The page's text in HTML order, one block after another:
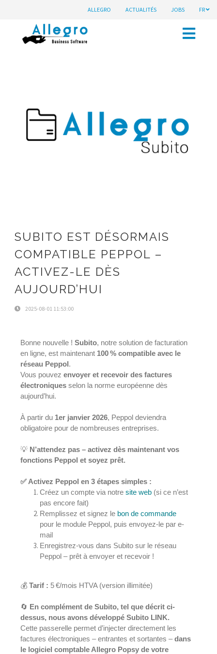
ALLEGRO ACTUALITÉS JOBS FR
SUBITO EST DÉSORMAIS
COMPATIBLE PEPPOL –
ACTIVEZ-LE DÈS
AUJOURD’HUI
2025-08-01 11:53:00
Bonne nouvelle ! Subito, notre solution de facturation
en ligne, est maintenant 100 % compatible avec le
réseau Peppol.
Vous pouvez envoyer et recevoir des factures
électroniques selon la norme européenne dès
aujourd’hui.
À partir du 1er janvier 2026, Peppol deviendra
obligatoire pour de nombreuses entreprises.
💡 N’attendez pas – activez dès maintenant vos
fonctions Peppol et soyez prêt.
✅ Activez Peppol en 3 étapes simples :
Créez un compte via notre site web (si ce n’est
pas encore fait)
Remplissez et signez le bon de commande
pour le module Peppol, puis envoyez-le par e-
mail
Enregistrez-vous dans Subito sur le réseau
Peppol – prêt à envoyer et recevoir !
💰 Tarif : 5 €/mois HTVA (version illimitée)
🔄 En complément de Subito, tel que décrit ci-
dessus, nous avons développé Subito LINK.
Cette passerelle permet d’injecter directement les
factures électroniques – entrantes et sortantes –dans
le logiciel comptable Allegro Popsy de votre